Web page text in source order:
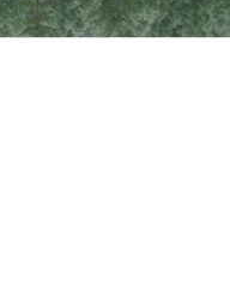

検索